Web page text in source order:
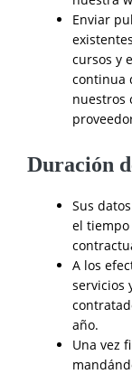
Enviar
cursos y
continua
nuestros
Duración
Sus
el
A los
servicios
año.
Una vez